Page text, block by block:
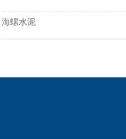
海螺水泥